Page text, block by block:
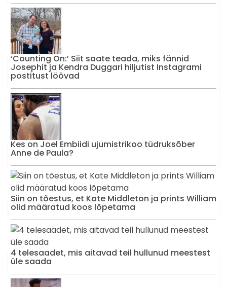
‘Counting On:’ Siit saate teada, miks fännid
Josephit ja Kendra Duggari hiljutist Instagrami
postitust löövad
Kes on Joel Embiidi ujumistrikoo tüdruksõber
Anne de Paula?
Siin on tõestus, et Kate Middleton ja prints William
olid määratud koos lõpetama
4 telesaadet, mis aitavad teil hullunud meestest
üle saada